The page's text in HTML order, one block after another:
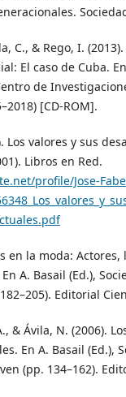
C., & Rego, I.
El caso de Cuba.
de
[CD-ROM].
Los valores y sus
Libros en Red.
profile/Jose-
en la moda:
A. Basail (Ed.),
Editorial
& Ávila, N. (2006).
En A. Basail (Ed.),
(pp. 134–162).